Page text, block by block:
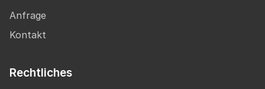
Anfrage
Kontakt
Rechtliches